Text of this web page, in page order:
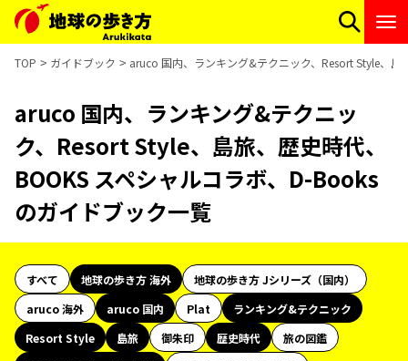
TOP ガイドブック aruco 国内、ランキング&テクニック、Resort Style、
aruco 国内、ランキング&テクニッ
ク、Resort Style、島旅、歴史時代、
BOOKS スペシャルコラボ、D-Books
のガイドブック一覧
すべて 地球の歩き方 海外
地球の歩き方 Jシリーズ（国内）
aruco 海外
aruco 国内 Plat
ランキング&テクニック
Resort Style
島旅 御朱印 歴史時代
旅の図鑑